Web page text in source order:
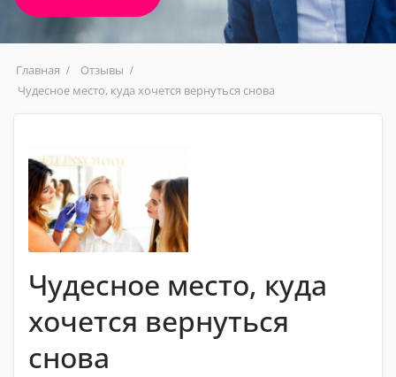
Главная
Отзывы
Чудесное место, куда хочется вернуться снова
Чудесное место, куда
хочется вернуться
снова